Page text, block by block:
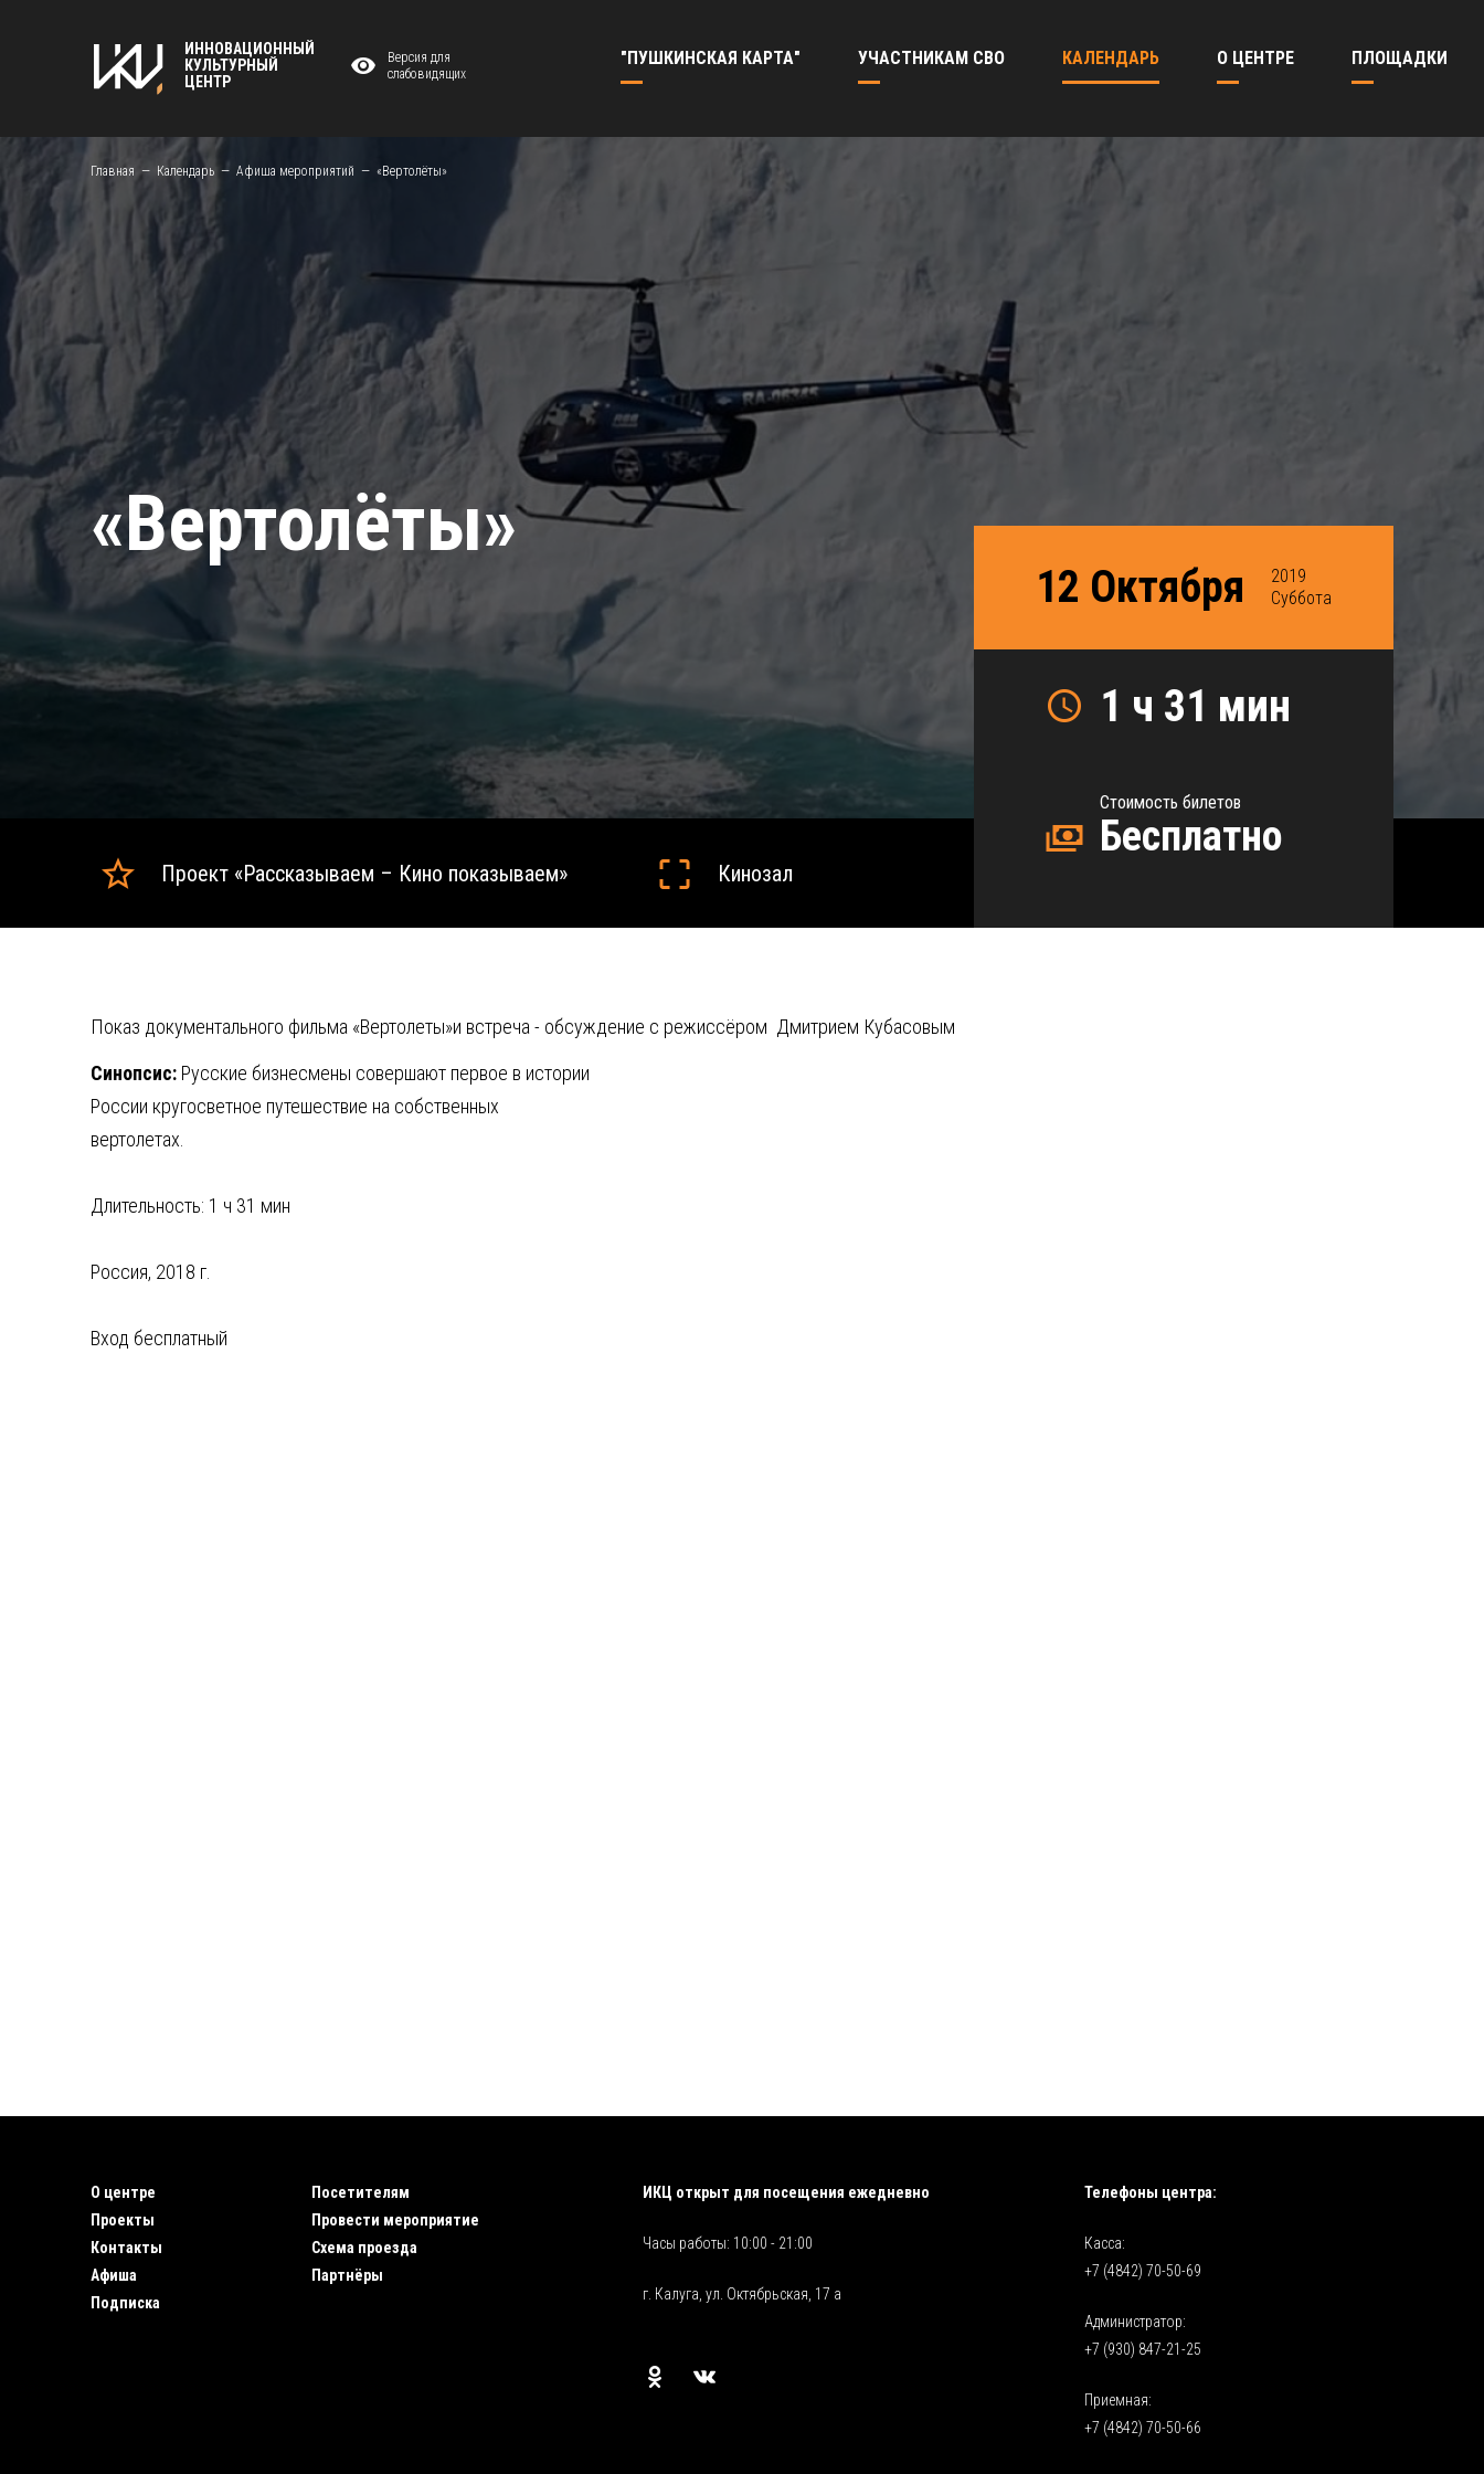
ИННОВАЦИОННЫЙ
КУЛЬТУРНЫЙ
ЦЕНТР
Версия для
слабовидящих
"ПУШКИНСКАЯ КАРТА" УЧАСТНИКАМ СВО КАЛЕНДАРЬ О ЦЕНТРЕ ПЛОЩАДКИ
Главная Календарь Афиша мероприятий «Вертолёты»
«Вертолёты»
12 Октября
2019
Суббота
1 ч 31 мин
Стоимость билетов
Бесплатно
Проект «Рассказываем – Кино показываем» Кинозал
Показ документального фильма «Вертолеты»и встреча - обсуждение с режиссёром Дмитрием Кубасовым
Синопсис: Русские бизнесмены совершают первое в истории
России кругосветное путешествие на собственных
вертолетах.
Длительность: 1 ч 31 мин
Россия, 2018 г.
Вход бесплатный
О центре
Проекты
Контакты
Афиша
Подписка
Посетителям
Провести мероприятие
Схема проезда
Партнёры
ИКЦ открыт для посещения ежедневно
Часы работы: 10:00 - 21:00
г. Калуга, ул. Октябрьская, 17 а
Телефоны центра:
Касса:
+7 (4842) 70-50-69
Администратор:
+7 (930) 847-21-25
Приемная:
+7 (4842) 70-50-66